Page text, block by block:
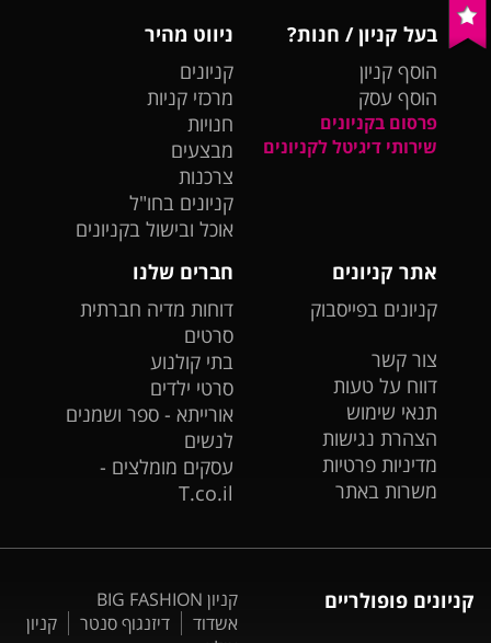
בעל קניון / חנות?
הוסף קניון
הוסף עסק
פרסום בקניונים
שירותי דיגיטל לקניונים
ניווט מהיר
קניונים
מרכזי קניות
חנויות
מבצעים
צרכנות
קניונים בחו"ל
אוכל ובישול בקניונים
אתר קניונים
קניונים בפייסבוק
צור קשר
דווח על טעות
תנאי שימוש
הצהרת נגישות
מדיניות פרטיות
משרות באתר
חברים שלנו
דוחות מדיה חברתית
סרטים
בתי קולנוע
סרטי ילדים
אורייתא - ספר ושמנים
לנשים
עסקים מומלצים -
T.co.il
קניונים פופולריים
קניון BIG FASHION
אשדוד
דיזנגוף סנטר
קניון